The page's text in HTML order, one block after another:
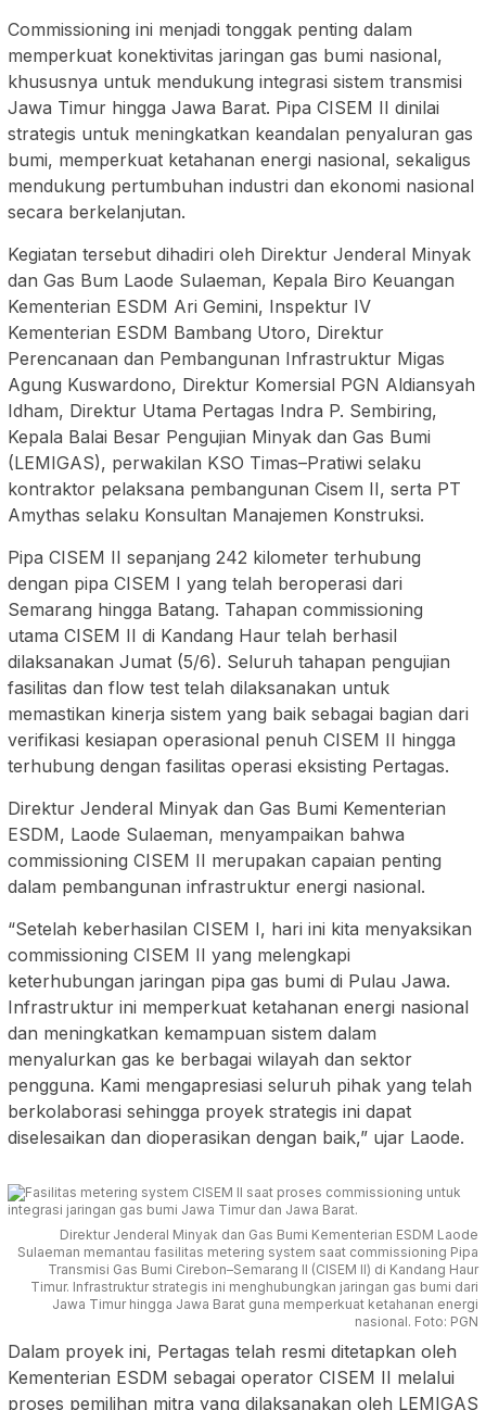
Commissioning ini menjadi tonggak penting dalam
memperkuat konektivitas jaringan gas bumi nasional,
khususnya untuk mendukung integrasi sistem transmisi
Jawa Timur hingga Jawa Barat. Pipa CISEM II dinilai
strategis untuk meningkatkan keandalan penyaluran gas
bumi, memperkuat ketahanan energi nasional, sekaligus
mendukung pertumbuhan industri dan ekonomi nasional
secara berkelanjutan.
Kegiatan tersebut dihadiri oleh Direktur Jenderal Minyak
dan Gas Bum Laode Sulaeman, Kepala Biro Keuangan
Kementerian ESDM Ari Gemini, Inspektur IV
Kementerian ESDM Bambang Utoro, Direktur
Perencanaan dan Pembangunan Infrastruktur Migas
Agung Kuswardono, Direktur Komersial PGN Aldiansyah
Idham, Direktur Utama Pertagas Indra P. Sembiring,
Kepala Balai Besar Pengujian Minyak dan Gas Bumi
(LEMIGAS), perwakilan KSO Timas–Pratiwi selaku
kontraktor pelaksana pembangunan Cisem II, serta PT
Amythas selaku Konsultan Manajemen Konstruksi.
Pipa CISEM II sepanjang 242 kilometer terhubung
dengan pipa CISEM I yang telah beroperasi dari
Semarang hingga Batang. Tahapan commissioning
utama CISEM II di Kandang Haur telah berhasil
dilaksanakan Jumat (5/6). Seluruh tahapan pengujian
fasilitas dan flow test telah dilaksanakan untuk
memastikan kinerja sistem yang baik sebagai bagian dari
verifikasi kesiapan operasional penuh CISEM II hingga
terhubung dengan fasilitas operasi eksisting Pertagas.
Direktur Jenderal Minyak dan Gas Bumi Kementerian
ESDM, Laode Sulaeman, menyampaikan bahwa
commissioning CISEM II merupakan capaian penting
dalam pembangunan infrastruktur energi nasional.
“Setelah keberhasilan CISEM I, hari ini kita menyaksikan
commissioning CISEM II yang melengkapi
keterhubungan jaringan pipa gas bumi di Pulau Jawa.
Infrastruktur ini memperkuat ketahanan energi nasional
dan meningkatkan kemampuan sistem dalam
menyalurkan gas ke berbagai wilayah dan sektor
pengguna. Kami mengapresiasi seluruh pihak yang telah
berkolaborasi sehingga proyek strategis ini dapat
diselesaikan dan dioperasikan dengan baik,” ujar Laode.
Direktur Jenderal Minyak dan Gas Bumi Kementerian ESDM Laode
Sulaeman memantau fasilitas metering system saat commissioning Pipa
Transmisi Gas Bumi Cirebon–Semarang II (CISEM II) di Kandang Haur
Timur. Infrastruktur strategis ini menghubungkan jaringan gas bumi dari
Jawa Timur hingga Jawa Barat guna memperkuat ketahanan energi
nasional. Foto: PGN
Dalam proyek ini, Pertagas telah resmi ditetapkan oleh
Kementerian ESDM sebagai operator CISEM II melalui
proses pemilihan mitra yang dilaksanakan oleh LEMIGAS